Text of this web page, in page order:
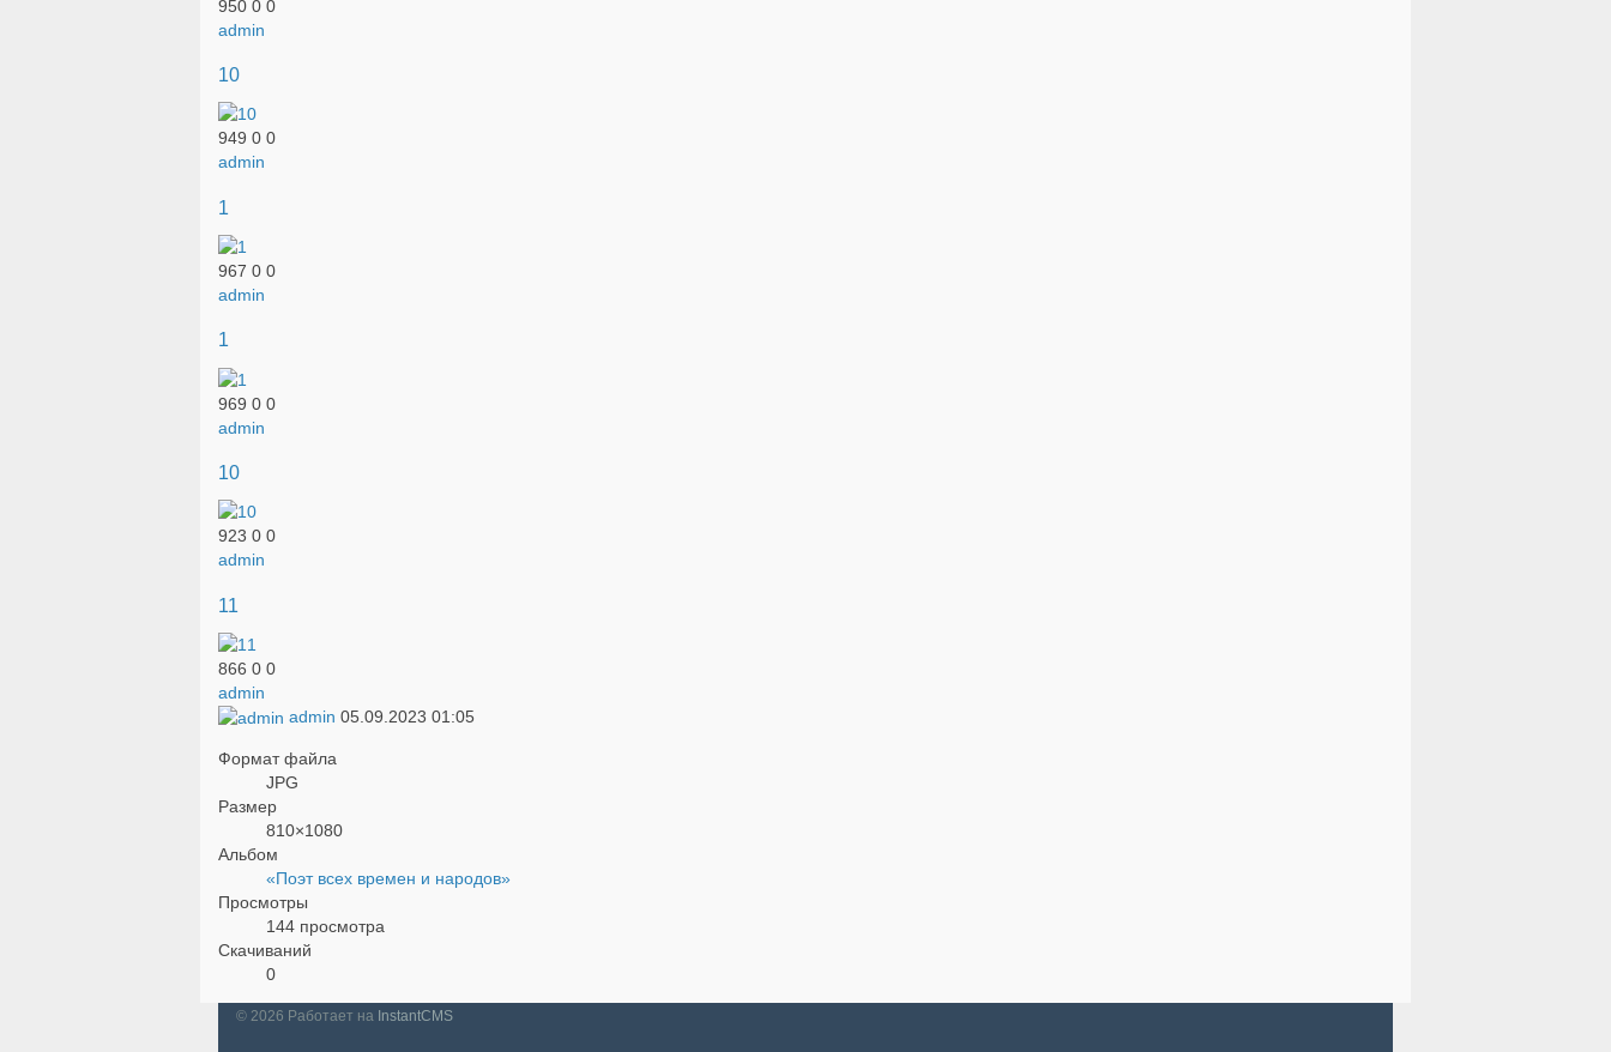
950 0 0
admin
10
949 0 0
admin
1
967 0 0
admin
1
969 0 0
admin
10
923 0 0
admin
11
866 0 0
admin
admin 05.09.2023 01:05
Формат файла
JPG
Размер
810×1080
Альбом
«Поэт всех времен и народов»
Просмотры
144 просмотра
Скачиваний
0
© 2026 Работает на InstantCMS